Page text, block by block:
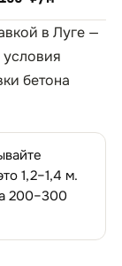
в Луге —
бетона
1,2–1,4 м.
200–300